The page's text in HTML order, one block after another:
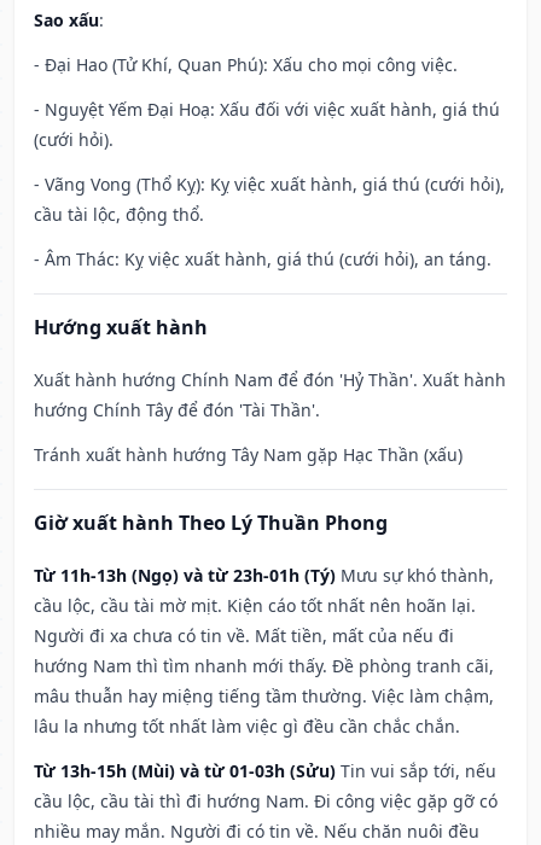
Sao xấu:
- Đại Hao (Tử Khí, Quan Phú): Xấu cho mọi công việc.
- Nguyệt Yếm Đại Hoạ: Xấu đối với việc xuất hành, giá thú
(cưới hỏi).
- Vãng Vong (Thổ Kỵ): Kỵ việc xuất hành, giá thú (cưới hỏi),
cầu tài lộc, động thổ.
- Âm Thác: Kỵ việc xuất hành, giá thú (cưới hỏi), an táng.
Hướng xuất hành
Xuất hành hướng Chính Nam để đón 'Hỷ Thần'. Xuất hành
hướng Chính Tây để đón 'Tài Thần'.
Tránh xuất hành hướng Tây Nam gặp Hạc Thần (xấu)
Giờ xuất hành Theo Lý Thuần Phong
Từ 11h-13h (Ngọ) và từ 23h-01h (Tý) Mưu sự khó thành,
cầu lộc, cầu tài mờ mịt. Kiện cáo tốt nhất nên hoãn lại.
Người đi xa chưa có tin về. Mất tiền, mất của nếu đi
hướng Nam thì tìm nhanh mới thấy. Đề phòng tranh cãi,
mâu thuẫn hay miệng tiếng tầm thường. Việc làm chậm,
lâu la nhưng tốt nhất làm việc gì đều cần chắc chắn.
Từ 13h-15h (Mùi) và từ 01-03h (Sửu) Tin vui sắp tới, nếu
cầu lộc, cầu tài thì đi hướng Nam. Đi công việc gặp gỡ có
nhiều may mắn. Người đi có tin về. Nếu chăn nuôi đều